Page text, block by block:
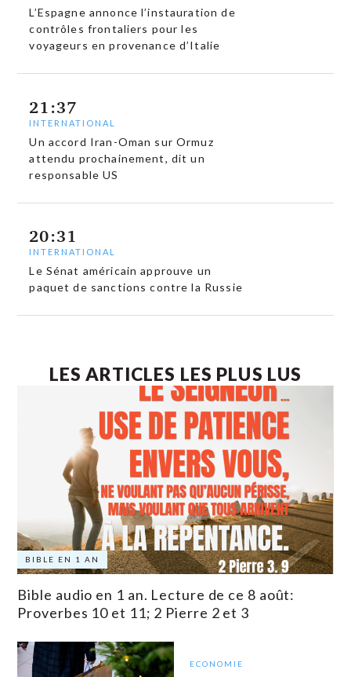
L’Espagne annonce l’instauration de
contrôles frontaliers pour les
voyageurs en provenance d’Italie
21:37
INTERNATIONAL
Un accord Iran-Oman sur Ormuz
attendu prochainement, dit un
responsable US
20:31
INTERNATIONAL
Le Sénat américain approuve un
paquet de sanctions contre la Russie
LES ARTICLES LES PLUS LUS
BIBLE EN 1 AN
Bible audio en 1 an. Lecture de ce 8 août:
Proverbes 10 et 11; 2 Pierre 2 et 3
ECONOMIE